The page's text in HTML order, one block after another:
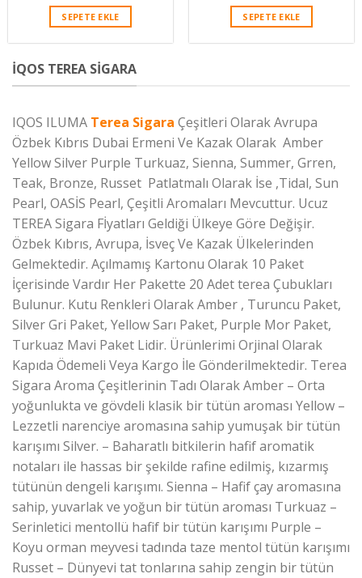
SEPETE EKLE SEPETE EKLE
İQOS TEREA SIGARA
IQOS ILUMA Terea Sigara Çeşitleri Olarak Avrupa
Özbek Kıbrıs Dubai Ermeni Ve Kazak Olarak Amber
Yellow Silver Purple Turkuaz, Sienna, Summer, Grren,
Teak, Bronze, Russet Patlatmalı Olarak İse ,Tidal, Sun
Pearl, OASİS Pearl, Çeşitli Aromaları Mevcuttur. Ucuz
TEREA Sigara Fİyatları Geldiği Ülkeye Göre Değişir.
Özbek Kıbrıs, Avrupa, İsveç Ve Kazak Ülkelerinden
Gelmektedir. Açılmamış Kartonu Olarak 10 Paket
İçerisinde Vardır Her Pakette 20 Adet terea Çubukları
Bulunur. Kutu Renkleri Olarak Amber , Turuncu Paket,
Silver Gri Paket, Yellow Sarı Paket, Purple Mor Paket,
Turkuaz Mavi Paket Lidir. Ürünlerimi Orjinal Olarak
Kapıda Ödemeli Veya Kargo İle Gönderilmektedir. Terea
Sigara Aroma Çeşitlerinin Tadı Olarak Amber – Orta
yoğunlukta ve gövdeli klasik bir tütün aroması Yellow –
Lezzetli narenciye aromasına sahip yumuşak bir tütün
karışımı Silver. – Baharatlı bitkilerin hafif aromatik
notaları ile hassas bir şekilde rafine edilmiş, kızarmış
tütünün dengeli karışımı. Sienna – Hafif çay aromasına
sahip, yuvarlak ve yoğun bir tütün aroması Turkuaz –
Serinletici mentollü hafif bir tütün karışımı Purple –
Koyu orman meyvesi tadında taze mentol tütün karışımı
Russet – Dünyevi tat tonlarına sahip zengin bir tütün